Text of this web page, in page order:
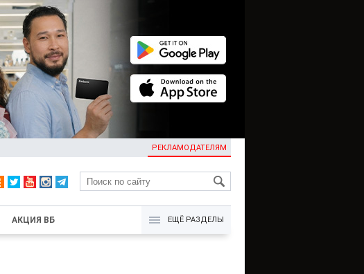
РЕКЛАМОДАТЕЛЯМ
KG
АКЦИЯ ВБ ЕЩЁ РАЗДЕЛЫ